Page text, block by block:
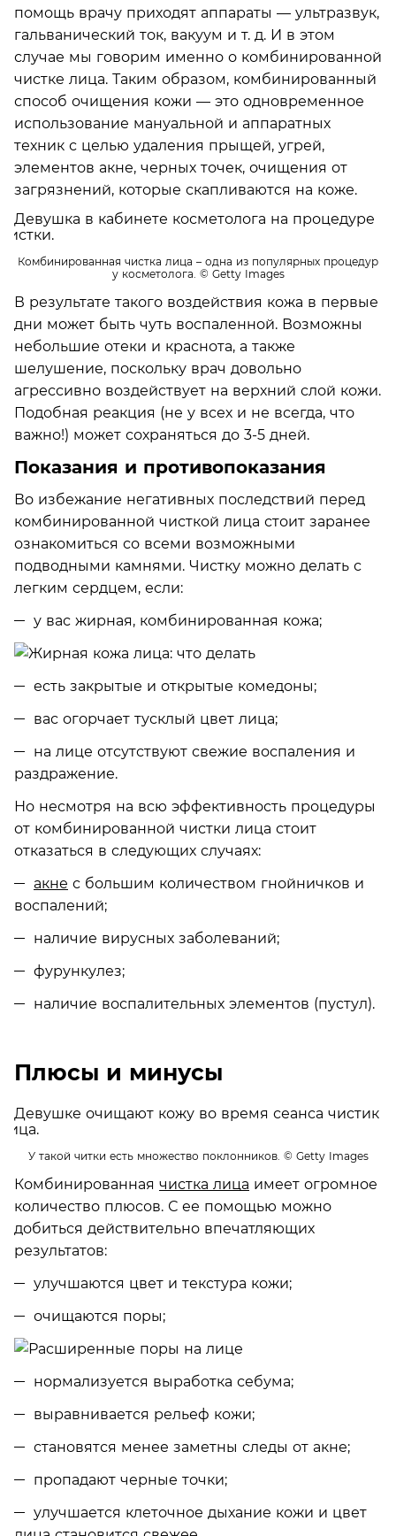
помощь врачу приходят аппараты — ультразвук,
гальванический ток, вакуум и т. д. И в этом
случае мы говорим именно о комбинированной
чистке лица. Таким образом, комбинированный
способ очищения кожи — это одновременное
использование мануальной и аппаратных
техник с целью удаления прыщей, угрей,
элементов акне, черных точек, очищения от
загрязнений, которые скапливаются на коже.
Комбинированная чистка лица – одна из популярных процедур
у косметолога. © Getty Images
В результате такого воздействия кожа в первые
дни может быть чуть воспаленной. Возможны
небольшие отеки и краснота, а также
шелушение, поскольку врач довольно
агрессивно воздействует на верхний слой кожи.
Подобная реакция (не у всех и не всегда, что
важно!) может сохраняться до 3-5 дней.
Показания и противопоказания
Во избежание негативных последствий перед
комбинированной чисткой лица стоит заранее
ознакомиться со всеми возможными
подводными камнями. Чистку можно делать с
легким сердцем, если:
у вас жирная, комбинированная кожа;
есть закрытые и открытые комедоны;
вас огорчает тусклый цвет лица;
на лице отсутствуют свежие воспаления и
раздражение.
Но несмотря на всю эффективность процедуры
от комбинированной чистки лица стоит
отказаться в следующих случаях:
акне с большим количеством гнойничков и
воспалений;
наличие вирусных заболеваний;
фурункулез;
наличие воспалительных элементов (пустул).
Плюсы и минусы
У такой читки есть множество поклонников. © Getty Images
Комбинированная чистка лица имеет огромное
количество плюсов. С ее помощью можно
добиться действительно впечатляющих
результатов:
улучшаются цвет и текстура кожи;
очищаются поры;
нормализуется выработка себума;
выравнивается рельеф кожи;
становятся менее заметны следы от акне;
пропадают черные точки;
улучшается клеточное дыхание кожи и цвет